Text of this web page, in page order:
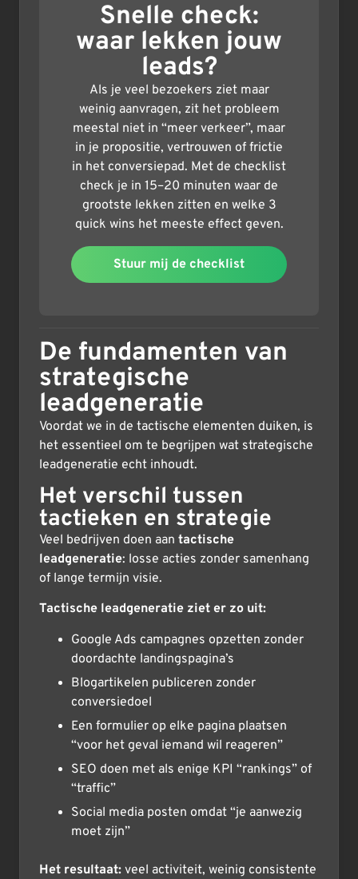
Snelle check:
waar lekken jouw
leads?
Als je veel bezoekers ziet maar
weinig aanvragen, zit het probleem
meestal niet in “meer verkeer”, maar
in je propositie, vertrouwen of frictie
in het conversiepad. Met de checklist
check je in 15–20 minuten waar de
grootste lekken zitten en welke 3
quick wins het meeste effect geven.
Stuur mij de checklist
De fundamenten van
strategische
leadgeneratie
Voordat we in de tactische elementen duiken, is
het essentieel om te begrijpen wat strategische
leadgeneratie echt inhoudt.
Het verschil tussen
tactieken en strategie
Veel bedrijven doen aan tactische
leadgeneratie: losse acties zonder samenhang
of lange termijn visie.
Tactische leadgeneratie ziet er zo uit:
Google Ads campagnes opzetten zonder
doordachte landingspagina’s
Blogartikelen publiceren zonder
conversiedoel
Een formulier op elke pagina plaatsen
“voor het geval iemand wil reageren”
SEO doen met als enige KPI “rankings” of
“traffic”
Social media posten omdat “je aanwezig
moet zijn”
Het resultaat: veel activiteit, weinig consistente